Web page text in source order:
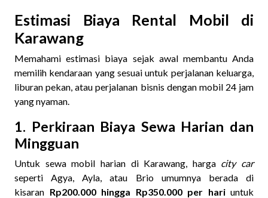
Estimasi Biaya Rental Mobil di
Karawang
Memahami estimasi biaya sejak awal membantu Anda
memilih kendaraan yang sesuai untuk perjalanan keluarga,
liburan pekan, atau perjalanan bisnis dengan mobil 24 jam
yang nyaman.
1. Perkiraan Biaya Sewa Harian dan
Mingguan
Untuk sewa mobil harian di Karawang, harga city car
seperti Agya, Ayla, atau Brio umumnya berada di
kisaran Rp200.000 hingga Rp350.000 per hariuntuk